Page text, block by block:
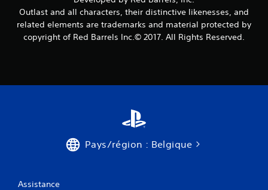
Outlast and all characters, their distinctive likenesses, and
related elements are trademarks and material protected by
copyright of Red Barrels Inc.© 2017. All Rights Reserved.
Pays/région : Belgique
Assistance